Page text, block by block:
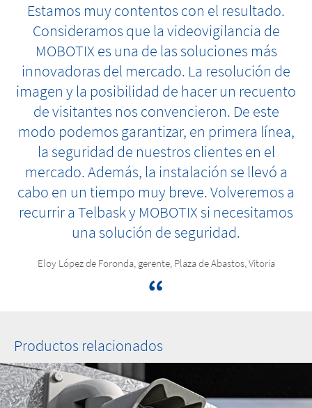
Estamos muy contentos con el resultado.
Consideramos que la videovigilancia de
MOBOTIX es una de las soluciones más
innovadoras del mercado. La resolución de
imagen y la posibilidad de hacer un recuento
de visitantes nos convencieron. De este
modo podemos garantizar, en primera línea,
la seguridad de nuestros clientes en el
mercado. Además, la instalación se llevó a
cabo en un tiempo muy breve. Volveremos a
recurrir a Telbask y MOBOTIX si necesitamos
una solución de seguridad.
Eloy López de Foronda, gerente, Plaza de Abastos, Vitoria
Productos relacionados